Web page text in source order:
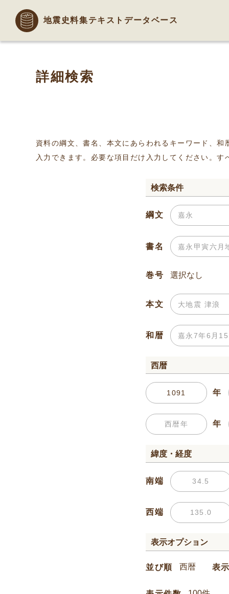
地震史料集テキストデータベース
詳細検索
資料の綱文、書名、本文にあらわれるキーワード、
入力できます。必要な項目だけ入力してください。
検索条件
綱文
書名
巻号
本文
和暦
西暦
年
年
緯度・経度
南端
西端
表示オプション
並び順 表